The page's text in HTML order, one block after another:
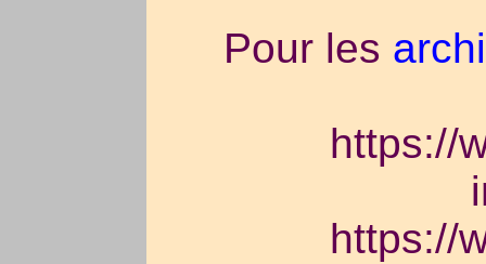
Pour les
https://
https://